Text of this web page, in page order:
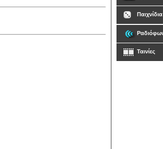
Παιχνίδια
Ταινίες